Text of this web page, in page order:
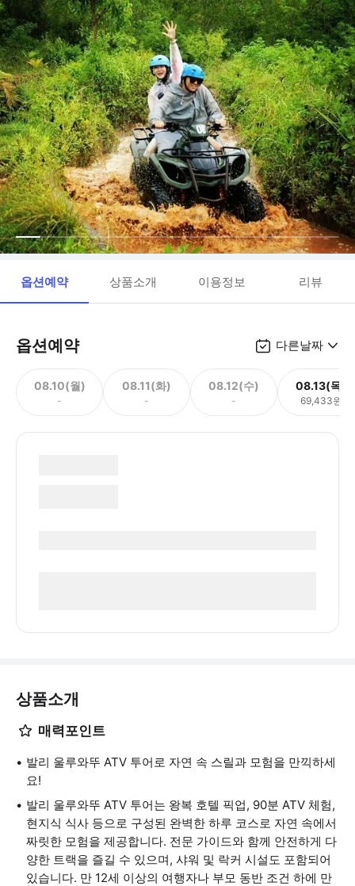
옵션예약 상품소개 이용정보 리뷰
옵션예약 다른날짜
08.10(월)
-
08.11(화)
-
08.12(수)
-
08.13(목)
69,433원
상품소개
매력포인트
발리 울루와뚜 ATV 투어로 자연 속 스릴과 모험을 만끽하세
요!
발리 울루와뚜 ATV 투어는 왕복 호텔 픽업, 90분 ATV 체험,
현지식 식사 등으로 구성된 완벽한 하루 코스로 자연 속에서
짜릿한 모험을 제공합니다. 전문 가이드와 함께 안전하게 다
양한 트랙을 즐길 수 있으며, 샤워 및 락커 시설도 포함되어
있습니다. 만 12세 이상의 여행자나 부모 동반 조건 하에 만